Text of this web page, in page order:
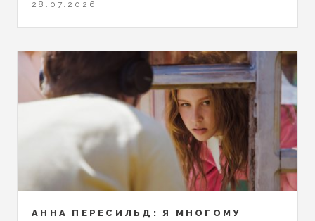
28.07.2026
АННА ПЕРЕСИЛЬД: Я МНОГОМУ